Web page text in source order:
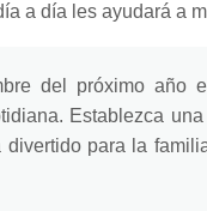
a día les ayudará a
del próximo año
Establezca
para la